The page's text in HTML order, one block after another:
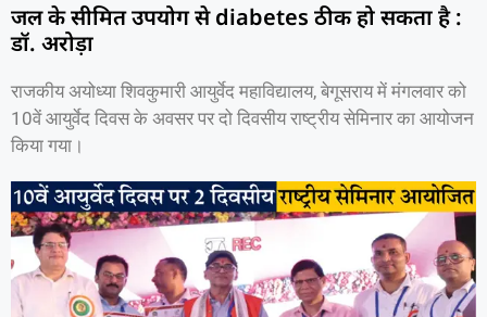
जल के सीमित उपयोग से diabetes ठीक हो सकता है :
डॉ. अरोड़ा
राजकीय अयोध्या शिवकुमारी आयुर्वेद महाविद्यालय, बेगूसराय में मंगलवार को
10वें आयुर्वेद दिवस के अवसर पर दो दिवसीय राष्ट्रीय सेमिनार का आयोजन
किया गया।